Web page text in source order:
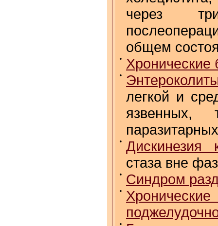
через
общем
• Хронические
•
легкой и
язвенных,
•
Дискинезия
стаза вне
• Синдром
•
•